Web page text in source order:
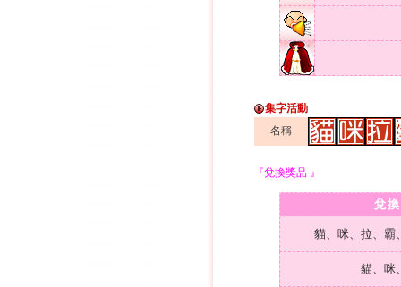
集字活動
名稱
『兌換獎品 』
兌
貓、咪、拉、霸
貓、咪